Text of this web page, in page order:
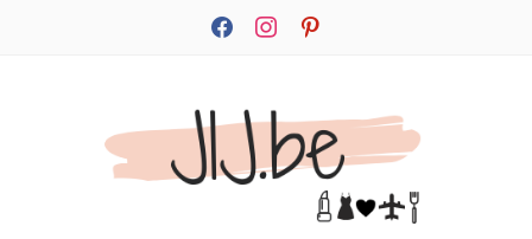
facebookinstagrampinterest